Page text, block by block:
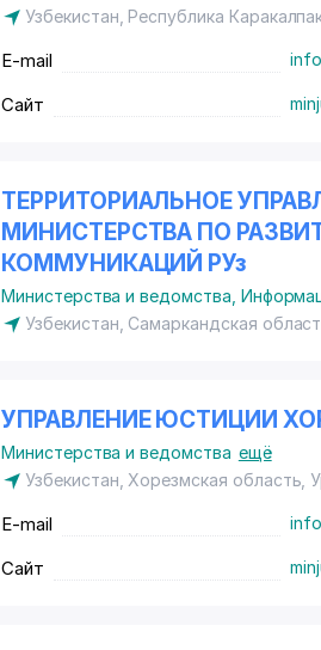
Узбекистан, Республика
E-mail
Сайт
ТЕРРИТОРИАЛЬНОЕ
МИНИСТЕРСТВА ПО
КОММУНИКАЦИЙ РУз
Министерства и ведомства
Узбекистан, Самаркандская
УПРАВЛЕНИЕ ЮСТИЦИИ
Министерства и ведомства ещё
Узбекистан, Хорезмская область,
E-mail
Сайт